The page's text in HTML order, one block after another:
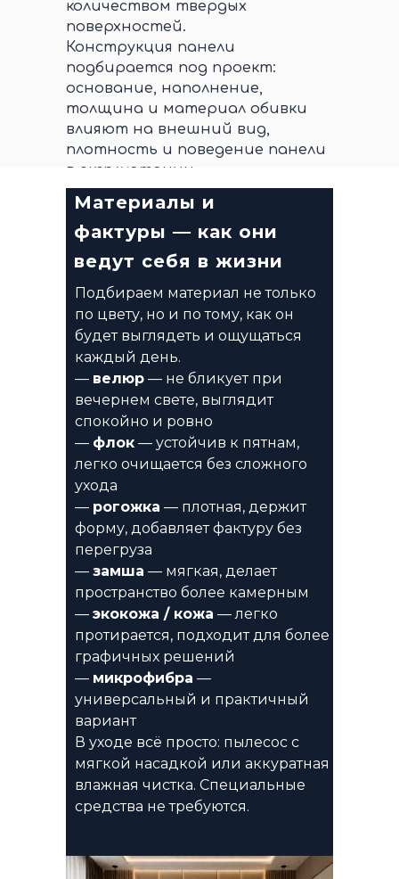
количеством твердых
поверхностей.
Конструкция панели
подбирается под проект:
основание, наполнение,
толщина и материал обивки
влияют на внешний вид,
плотность и поведение панели
в эксплуатации.
Материалы и
фактуры — как они
ведут себя в жизни
Подбираем материал не только
по цвету, но и по тому, как он
будет выглядеть и ощущаться
каждый день.
— велюр — не бликует при
вечернем свете, выглядит
спокойно и ровно
— флок — устойчив к пятнам,
легко очищается без сложного
ухода
— рогожка — плотная, держит
форму, добавляет фактуру без
перегруза
— замша — мягкая, делает
пространство более камерным
— экокожа / кожа — легко
протирается, подходит для более
графичных решений
— микрофибра —
универсальный и практичный
вариант
В уходе всё просто: пылесос с
мягкой насадкой или аккуратная
влажная чистка. Специальные
средства не требуются.